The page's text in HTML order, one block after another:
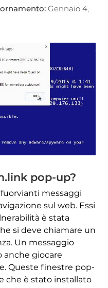
Gennaio 4,
pop-up?
messaggi
sul web. Essi
è stata
si deve chiamare un
Un messaggio
giocare
Queste finestre pop-
che è stato installato